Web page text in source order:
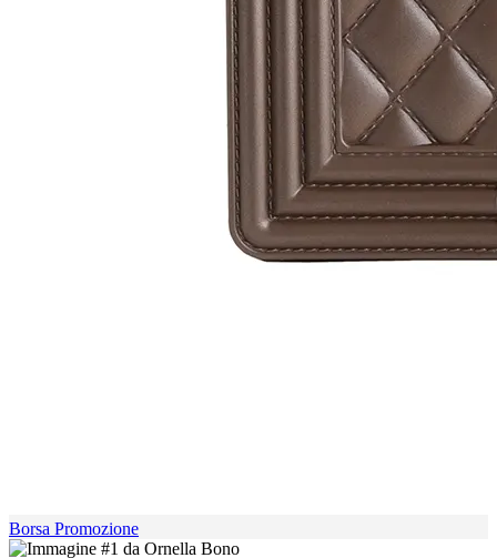
Borsa Promozione